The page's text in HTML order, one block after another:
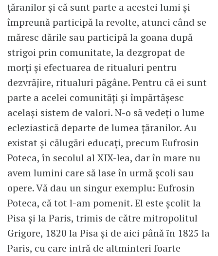
țăranilor și că sunt parte a acestei lumi și
împreună participă la revolte, atunci când se
măresc dările sau participă la goana după
strigoi prin comunitate, la dezgropat de
morți și efectuarea de ritualuri pentru
dezvrăjire, ritualuri păgâne. Pentru că ei sunt
parte a acelei comunități și împărtășesc
același sistem de valori. N-o să vedeți o lume
ecleziastică departe de lumea țăranilor. Au
existat și călugări educați, precum Eufrosin
Poteca, în secolul al XIX-lea, dar în mare nu
avem lumini care să lase în urmă școli sau
opere. Vă dau un singur exemplu: Eufrosin
Poteca, că tot l-am pomenit. El este școlit la
Pisa și la Paris, trimis de către mitropolitul
Grigore, 1820 la Pisa şi de aici până ȋn 1825 la
Paris, cu care intră de altminteri foarte